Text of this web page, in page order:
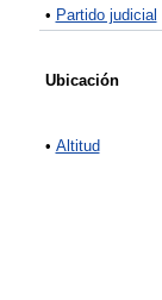
• Partido judicial
Ubicación
• Altitud